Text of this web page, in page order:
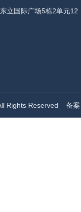
立国际广场5栋2单元12
Rights Reserved 备